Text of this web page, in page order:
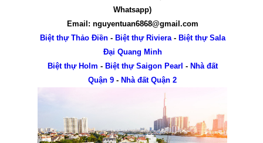
Whatsapp)
Email: nguyentuan6868@gmail.com
Biệt thự Thảo Điền- Biệt thự Riviera- Biệt thự Sala
Đại Quang Minh
Biệt thự Holm - Biệt thự Saigon Pearl - Nhà đất
Quận 9 - Nhà đất Quận 2